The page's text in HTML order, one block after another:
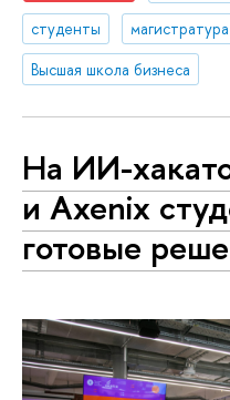
студенты
магистратура
Высшая школа бизнеса
На ИИ-
и Axenix
готовые